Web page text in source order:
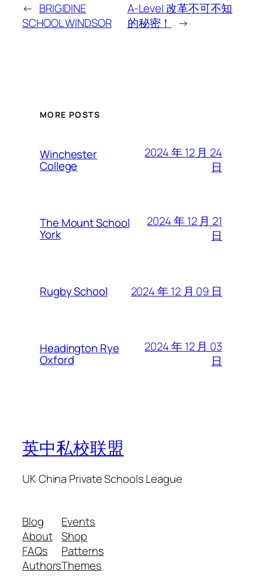
← BRIGIDINE
SCHOOL WINDSOR
A-Level 改革不可不知
的秘密！
→
MORE POSTS
Winchester
College
2024 年 12 月 24
日
The Mount School
York
2024 年 12 月 21
日
Rugby School 2024 年 12 月 09 日
Headington Rye
Oxford
2024 年 12 月 03
日
英中私校联盟
UK China Private Schools League
Blog
About
FAQs
Authors
Events
Shop
Patterns
Themes